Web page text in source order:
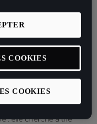
Il est situe virtuellement sur
exclusif de la
sont libres de découvrir les
les collections lifestyle et
L'espace dispose
des présentations en
née au 21ème
elle cherche à tirer
COOKIES
COOKIES